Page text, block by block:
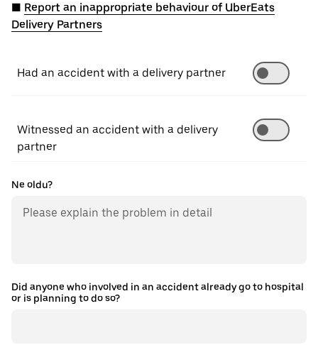
■ Report an inappropriate behaviour of UberEats
Delivery Partners
Had an accident with a delivery partner
Witnessed an accident with a delivery
partner
Ne oldu?
Did anyone who involved in an accident already go to hospital
or is planning to do so?